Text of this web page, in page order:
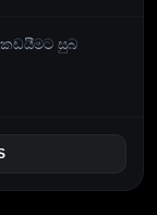
කඩයීමට සුබ